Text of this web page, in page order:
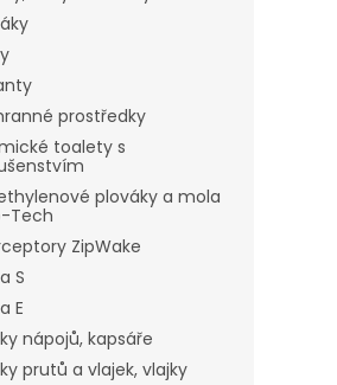
prostředky
toalety s
plováky a mola
Tech
ZipWake
S
E
nápojů, kapsáře
prutů a vlajek, vlajky